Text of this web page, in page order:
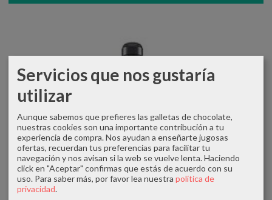
Servicios que nos gustaría
utilizar
Aunque sabemos que prefieres las galletas de chocolate,
nuestras cookies son una importante contribución a tu
experiencia de compra. Nos ayudan a enseñarte jugosas
ofertas, recuerdan tus preferencias para facilitar tu
navegación y nos avisan si la web se vuelve lenta. Haciendo
click en "Aceptar" confirmas que estás de acuerdo con su
uso. Para saber más, por favor lea nuestra política de
privacidad